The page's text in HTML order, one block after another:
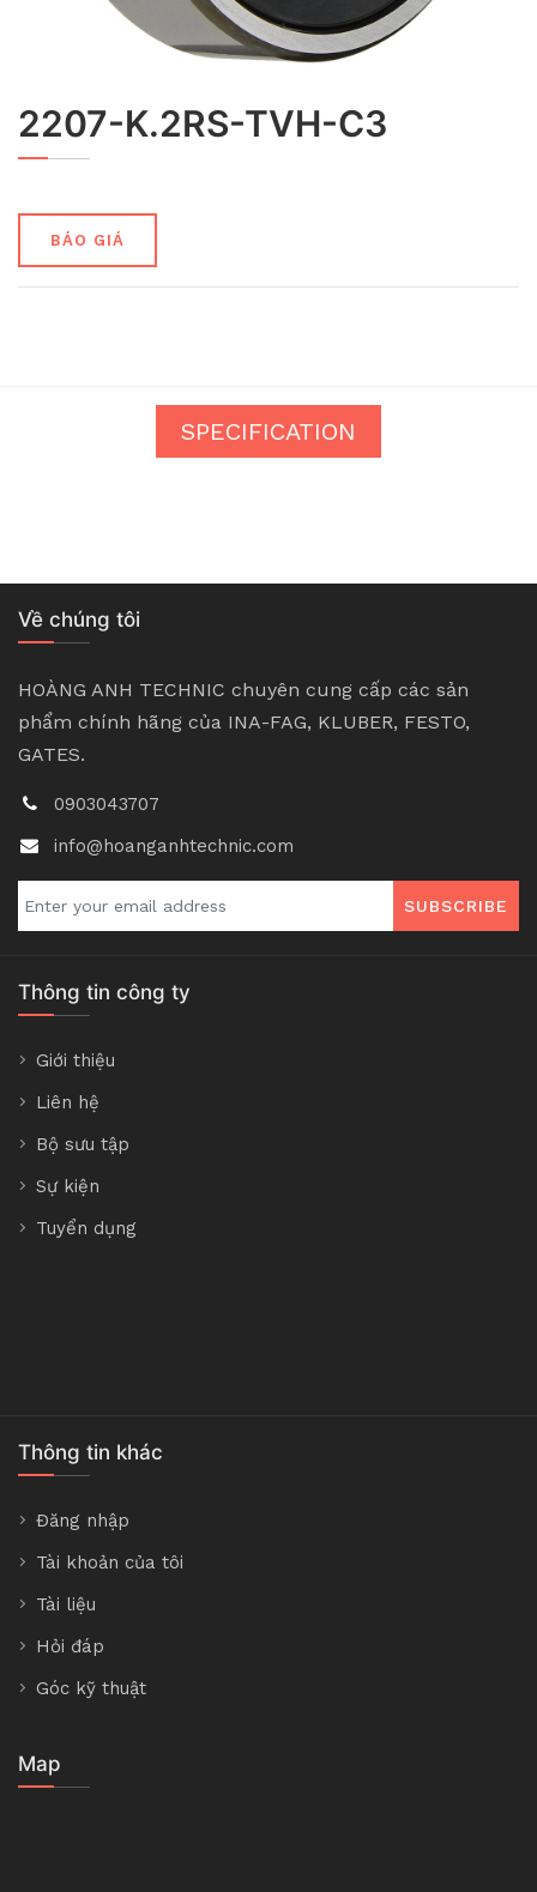
2207-K.2RS-TVH-C3
BÁO GIÁ
SPECIFICATION
Về chúng tôi
HOÀNG ANH TECHNIC chuyên cung cấp các sản
phẩm chính hãng của INA-FAG, KLUBER, FESTO,
GATES.
0903043707
info@hoanganhtechnic.com
SUBSCRIBE
Thông tin công ty
Giới thiệu
Liên hệ
Bộ sưu tập
Sự kiện
Tuyển dụng
Thông tin khác
Đăng nhập
Tài khoản của tôi
Tài liệu
Hỏi đáp
Góc kỹ thuật
Map